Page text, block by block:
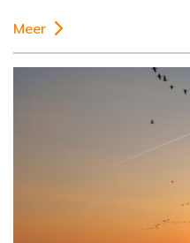
Meer